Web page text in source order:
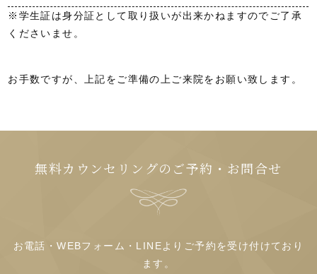
※学生証は身分証として取り扱いが出来かねますのでご了承
くださいませ。
お手数ですが、上記をご準備の上ご来院をお願い致します。
無料カウンセリングのご予約・お問合せ
お電話・WEBフォーム・LINEよりご予約を受け付けており
ます。